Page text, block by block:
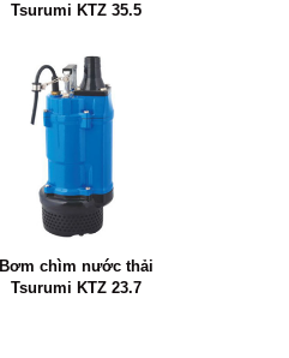
Tsurumi KTZ 35.5
Bơm chìm nước thải
Tsurumi KTZ 23.7